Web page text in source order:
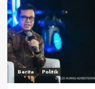
Berita Politik